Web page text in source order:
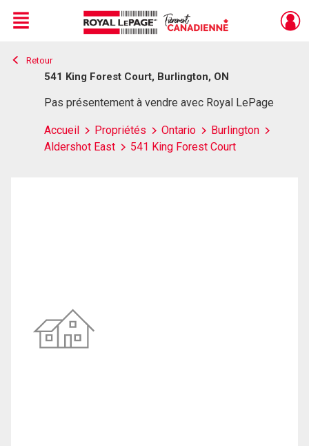
Live
En Direct
Menu
Retour
541 King Forest Court, Burlington, ON
Pas présentement à vendre avec Royal LePage
Accueil Propriétés Ontario
Burlington
Aldershot East
541 King Forest Court